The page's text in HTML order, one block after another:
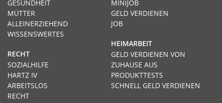
MINIJOB
GELD VERDIENEN
JOB
HEIMARBEIT
GELD VERDIENEN VON
ZUHAUSE AUS
PRODUKTTESTS
SCHNELL GELD VERDIENEN
GESUNDHEIT
MÜTTER
ALLEINERZIEHEND
WISSENSWERTES
RECHT
SOZIALHILFE
HARTZ IV
ARBEITSLOS
RECHT